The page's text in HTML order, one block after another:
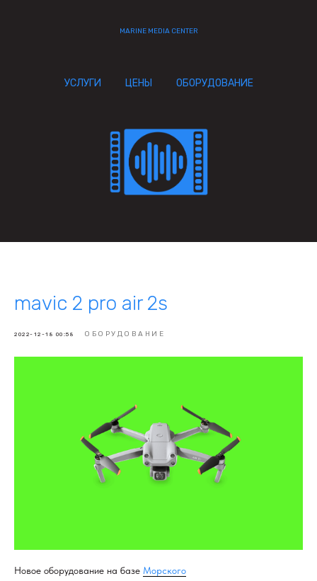
MARINE MEDIA CENTER
УСЛУГИ ЦЕНЫ ОБОРУДОВАНИЕ
mavic 2 pro air 2s
2022-12-18 00:58 ОБОРУДОВАНИЕ
Новое оборудование на базе Морского